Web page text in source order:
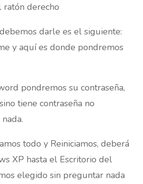
ratón derecho
darle es el siguiente:
y aquí es donde pondremos
pondremos su contraseña,
tiene contraseña no
todo y Reiniciamos, deberá
XP hasta el Escritorio del
elegido sin preguntar nada